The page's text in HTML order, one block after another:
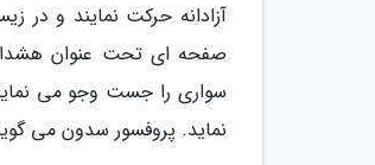
صفحه ای تحت عنوان هشدار
سواری را جست وجو می
نماید. پروفسور سدون می